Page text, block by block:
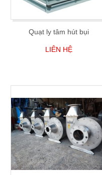
Quạt ly tâm hút bụi
LIÊN HỆ